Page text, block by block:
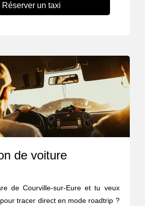
Réserver un taxi
de voiture
de Courville-sur-Eure et tu veux
tracer direct en mode roadtrip ?